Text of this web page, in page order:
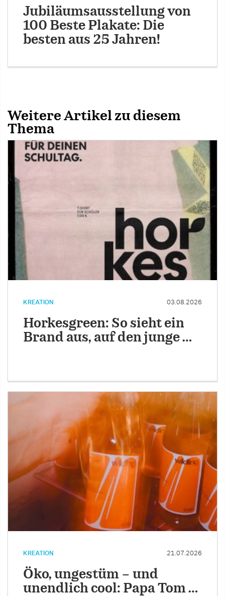
Jubiläumsausstellung von
100 Beste Plakate: Die
besten aus 25 Jahren!
Weitere Artikel zu diesem
Thema
KREATION 03.08.2026
Horkesgreen: So sieht ein
Brand aus, auf den junge …
KREATION 21.07.2026
Öko, ungestüm – und
unendlich cool: Papa Tom …